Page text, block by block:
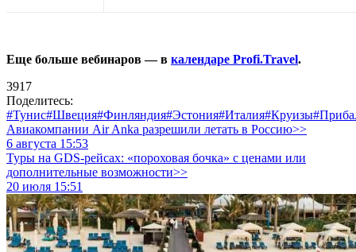
Еще больше вебинаров — в календаре Profi.Travel.
3917
Поделитесь:
#Тунис#Швеция#Финляндия#Эстония#Италия#Круизы
Авиакомпании Air Anka разрешили летать в Россию>>
6 августа 15:53
Туры на GDS-рейсах: «пороховая бочка» с ценами или
дополнительные возможности>>
20 июля 15:51